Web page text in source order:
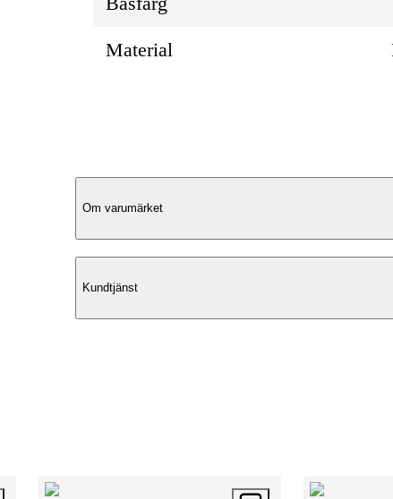
Material
Produktbeskrivning
Klassisk Design
Om varumärket
Kundtjänst